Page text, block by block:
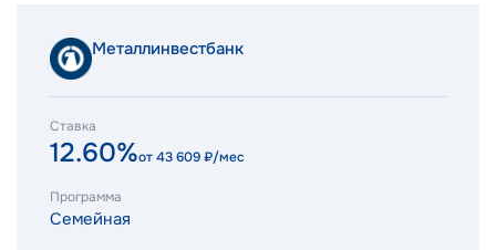
Металлинвестбанк
Ставка
12.60%от43 609₽/мес
Программа
Семейная